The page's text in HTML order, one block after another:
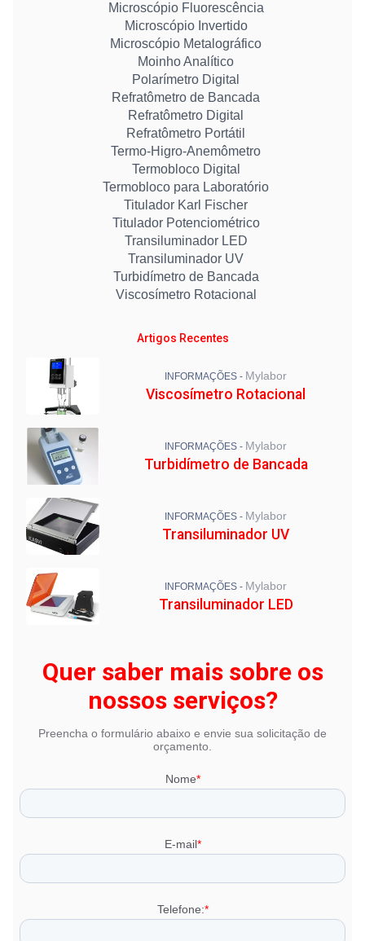
Microscópio Fluorescência
Microscópio Invertido
Microscópio Metalográfico
Moinho Analítico
Polarímetro Digital
Refratômetro de Bancada
Refratômetro Digital
Refratômetro Portátil
Termo-Higro-Anemômetro
Termobloco Digital
Termobloco para Laboratório
Titulador Karl Fischer
Titulador Potenciométrico
Transiluminador LED
Transiluminador UV
Turbidímetro de Bancada
Viscosímetro Rotacional
Artigos Recentes
INFORMAÇÕES - Mylabor
Viscosímetro Rotacional
INFORMAÇÕES - Mylabor
Turbidímetro de Bancada
INFORMAÇÕES - Mylabor
Transiluminador UV
INFORMAÇÕES - Mylabor
Transiluminador LED
Quer saber mais sobre os
nossos serviços?
Preencha o formulário abaixo e envie sua solicitação de
orçamento.
Nome*
E-mail*
Telefone:*